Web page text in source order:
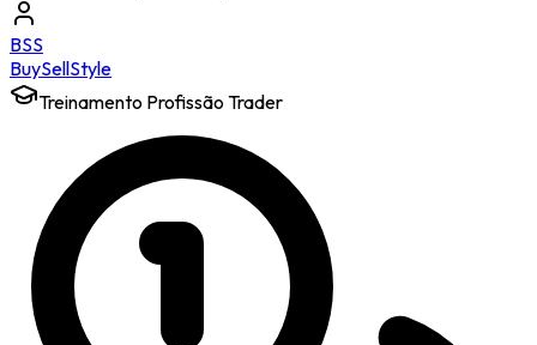
BSS
BuySellStyle
Treinamento Profissão Trader